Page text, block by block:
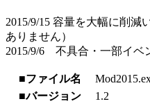
2015/9/15 容量を大幅に削
ありません）
2015/9/6 不具合・一部イベ
■ファイル名
■バージョン
1.2